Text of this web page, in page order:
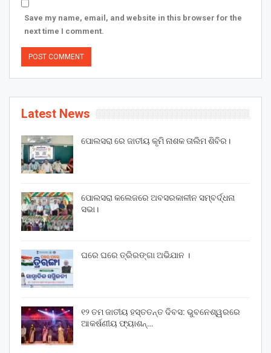
Save my name, email, and website in this browser for the
next time I comment.
Latest News
ପୋଲସରା ରେ ଜାତୀୟ କୃମି ନାଶକ ତାଲିମ ଶିବିର।
ପୋଲସରା କଲେଜରେ ଅବସରକାଳୀନ ସମ୍ବର୍ଦ୍ଧନା
ସଭା।
ଘରେ ଘରେ ତ୍ରିରଙ୍ଗା ଅଭିଯାନ ।
୧୨ ତମ ଜାତୀୟ ହସ୍ତତନ୍ତ ଦିବସ: ଭୁବନେଶ୍ୱରରେ
ଆକର୍ଷଣୀୟ ଫ୍ୟାଶନ୍…